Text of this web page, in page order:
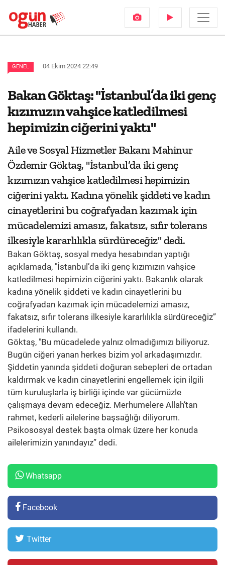
GENEL 04 Ekim 2024 22:49
Bakan Göktaş: "İstanbul’da iki genç
kızımızın vahşice katledilmesi
hepimizin ciğerini yaktı"
Aile ve Sosyal Hizmetler Bakanı Mahinur
Özdemir Göktaş, "İstanbul’da iki genç
kızımızın vahşice katledilmesi hepimizin
ciğerini yaktı. Kadına yönelik şiddeti ve kadın
cinayetlerini bu coğrafyadan kazımak için
mücadelemizi amasız, fakatsız, sıfır tolerans
ilkesiyle kararlılıkla sürdüreceğiz" dedi.
Bakan Göktaş, sosyal medya hesabından yaptığı
açıklamada, "İstanbul’da iki genç kızımızın vahşice
katledilmesi hepimizin ciğerini yaktı. Bakanlık olarak
kadına yönelik şiddeti ve kadın cinayetlerini bu
coğrafyadan kazımak için mücadelemizi amasız,
fakatsız, sıfır tolerans ilkesiyle kararlılıkla sürdüreceğiz”
ifadelerini kullandı.
Göktaş, "Bu mücadelede yalnız olmadığımızı biliyoruz.
Bugün ciğeri yanan herkes bizim yol arkadaşımızdır.
Şiddetin yanında şiddeti doğuran sebepleri de ortadan
kaldırmak ve kadın cinayetlerini engellemek için ilgili
tüm kuruluşlarla iş birliği içinde var gücümüzle
çalışmaya devam edeceğiz. Merhumelere Allah’tan
rahmet, kederli ailelerine başsağlığı diliyorum.
Psikososyal destek başta olmak üzere her konuda
ailelerimizin yanındayız” dedi.
Whatsapp
Facebook
Twitter